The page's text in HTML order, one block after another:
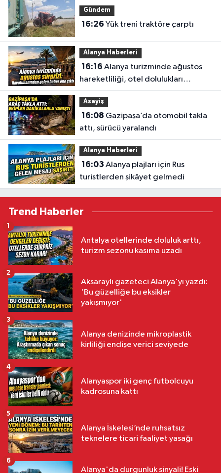
Gündem
16:26 Yük treni traktöre çarptı
Alanya Haberleri
16:16
hareketliliği, otel dolulukları
yükseldi
Asayiş
16:08
attı, sürücü yaralandı
Alanya Haberleri
16:03
turistlerden şikâyet gelmedi
Trend Haberler
Antalya otellerinde doluluk arttı,
turizm sezonu kasıma uzadı
1
Aksaraylı gazeteci Alanya'yı yazdı:
'Bu güzelliğe bu eksikler
yakışmıyor'
2
Alanya denizinde mikroplastik
kirliliği endişe verici seviyede
3
Alanyaspor iki genç futbolcuyu
kadrosuna kattı
4
Alanya İskelesi’nde ruhsatsız
teknelere ticari faaliyet yasağı
5
Alanya'da durgunluk sinyali! Eski
6